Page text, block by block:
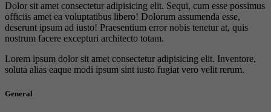
Dolor sit amet consectetur adipisicing elit. Sequi, cum esse possimus
officiis amet ea voluptatibus libero! Dolorum assumenda esse,
deserunt ipsum ad iusto! Praesentium error nobis tenetur at, quis
nostrum facere excepturi architecto totam.
Lorem ipsum dolor sit amet consectetur adipisicing elit. Inventore,
soluta alias eaque modi ipsum sint iusto fugiat vero velit rerum.
General